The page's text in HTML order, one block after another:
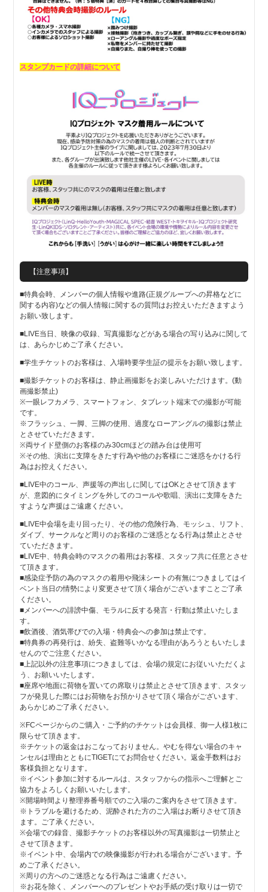
スタンプカードの詳細について
【注意事項】
■特典会時、メンバーの個人情報や進路(正規グループへの昇格などに
関する内容)などの個人情報に関するの質問はお控えいただきますよう
お願い致します。
■LIVE当日、映像の収録、写真撮影などがある場合の写り込みに関して
は、あらかじめご了承ください。
■学生チケットのお客様は、入場時要学生証の提示をお願い致します。
■撮影チケットのお客様は、静止画撮影をお楽しみいただけます。(動
画撮影禁止)
※一眼レフカメラ、スマートフォン、タブレット端末での撮影が可能
です。
※フラッシュ、一脚、三脚の使用、過度なローアングルの撮影は禁止
とさせていただきます。
※両サイド壁側のお客様のみ30cmほどの踏み台は使用可
※その他、演出に支障をきたす行為や他のお客様にご迷惑をかける行
為はお控えください。
■LIVE中のコール、声援等の声出しに関してはOKとさせて頂きます
が、意図的にタイミングを外してのコールや歌唱、演出に支障をきた
すような声援はご遠慮ください。
■LIVE中会場を走り回ったり、その他の危険行為、モッシュ、リフト、
ダイブ、サークルなど周りのお客様のご迷惑となる行為は禁止とさせ
ていただきます。
■LIVE中、特典会時のマスクの着用はお客様、スタッフ共に任意とさせ
て頂きます。
■感染症予防の為のマスクの着用や飛沫シートの有無につきましてはイ
ベント当日の情勢により変更させて頂く場合がございますことご了承
ください。
■メンバーへの誹謗中傷、モラルに反する発言・行動は禁止いたしま
す。
■飲酒後、酒気帯びでの入場・特典会への参加は禁止です。
■特典券の再発行は、紛失、盗難等いかなる理由があろうともいたしま
せんのでご注意ください。
■上記以外の注意事項につきましては、会場の規定にお従いいただくよ
う、お願いいたします。
■座席や地面に荷物を置いての席取りは禁止とさせて頂きます、スタッ
フが発見した際にはお荷物をお預かりさせて頂く場合がございます、
あらかじめご了承ください。
※FCページからのご購入・ご予約のチケットは会員様、御一人様1枚に
限らせて頂きます。
※チケットの返金はおこなっておりません。やむを得ない場合のキャ
ンセルは理由とともにTIGETにてお問合せください。返金手数料はお
客様負担となります。
※イベント参加に対するルールは、スタッフからの指示へご理解とご
協力をよろしくお願いいたします。
※開場時間より整理券番号順でのご入場のご案内をさせて頂きます。
※トラブルを避けるため、泥酔された方のご入場はお断りさせて頂き
ます。ご了承ください。
※会場での録音、撮影チケットのお客様以外の写真撮影は一切禁止と
させて頂きます。
※イベント中、会場内での映像撮影が行われる場合がございます。予
めご了承ください。
※周りの方へのご迷惑となる行為はご遠慮ください。
※お花を除く、メンバーへのプレゼントやお手紙の受け取りは一切で